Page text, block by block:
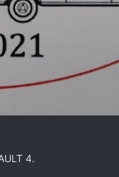
4.